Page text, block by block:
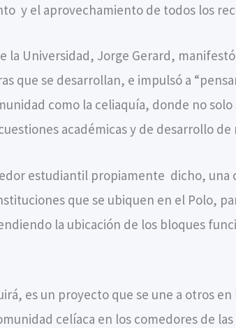
y el aprovechamiento de todos los
la Universidad, Jorge Gerard,
que se desarrollan, e impulsó a
como la celiaquía, donde no
académicas y de desarrollo de
estudiantil propiamente dicho, una
que se ubiquen en el Polo,
la ubicación de los bloques
es un proyecto que se une a otros
celíaca en los comedores de